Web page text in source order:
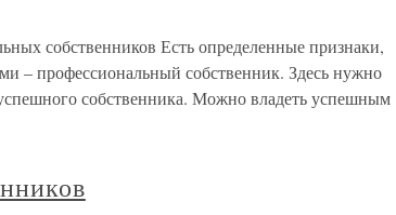
собственников Есть определенные признаки,
– профессиональный собственник. Здесь нужно
собственника. Можно владеть успешным